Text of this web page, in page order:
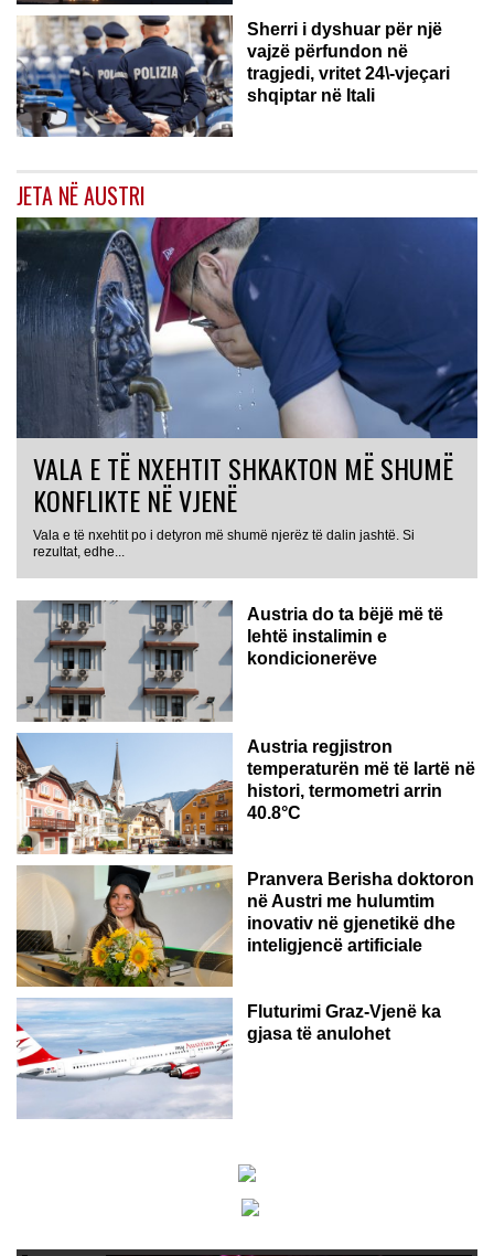
Sherri i dyshuar për një
vajzë përfundon në
tragjedi, vritet 24\-vjeçari
shqiptar në Itali
JETA NË AUSTRI
VALA E TË NXEHTIT SHKAKTON MË SHUMË
KONFLIKTE NË VJENË
Vala e të nxehtit po i detyron më shumë njerëz të dalin jashtë. Si
rezultat, edhe...
Austria do ta bëjë më të
lehtë instalimin e
kondicionerëve
Austria regjistron
temperaturën më të lartë në
histori, termometri arrin
40.8°C
AUSTRI
Pranvera Berisha doktoron
në Austri me hulumtim
inovativ në gjenetikë dhe
inteligjencë artificiale
Fluturimi Graz-Vjenë ka
gjasa të anulohet